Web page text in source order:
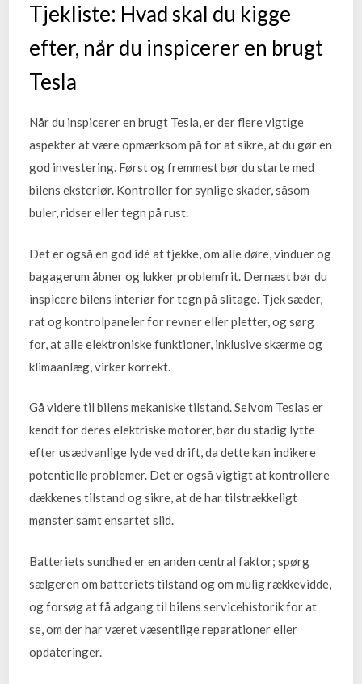
Tjekliste: Hvad skal du kigge
efter, når du inspicerer en brugt
Tesla
Når du inspicerer en brugt Tesla, er der flere vigtige
aspekter at være opmærksom på for at sikre, at du gør en
god investering. Først og fremmest bør du starte med
bilens eksteriør. Kontroller for synlige skader, såsom
buler, ridser eller tegn på rust.
Det er også en god idé at tjekke, om alle døre, vinduer og
bagagerum åbner og lukker problemfrit. Dernæst bør du
inspicere bilens interiør for tegn på slitage. Tjek sæder,
rat og kontrolpaneler for revner eller pletter, og sørg
for, at alle elektroniske funktioner, inklusive skærme og
klimaanlæg, virker korrekt.
Gå videre til bilens mekaniske tilstand. Selvom Teslas er
kendt for deres elektriske motorer, bør du stadig lytte
efter usædvanlige lyde ved drift, da dette kan indikere
potentielle problemer. Det er også vigtigt at kontrollere
dækkenes tilstand og sikre, at de har tilstrækkeligt
mønster samt ensartet slid.
Batteriets sundhed er en anden central faktor; spørg
sælgeren om batteriets tilstand og om mulig rækkevidde,
og forsøg at få adgang til bilens servicehistorik for at
se, om der har været væsentlige reparationer eller
opdateringer.